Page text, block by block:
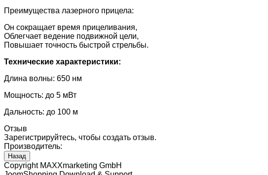
Преимущества лазерного прицела:
Он сокращает время прицеливания,
Облегчает ведение подвижной цели,
Повышает точность быстрой стрельбы.
Технические характеристики:
Длина волны: 650 нм
Мощность: до 5 мВт
Дальность: до 100 м
Отзыв
Зарегистрируйтесь, чтобы создать отзыв.
Производитель:
Copyright MAXXmarketing GmbH